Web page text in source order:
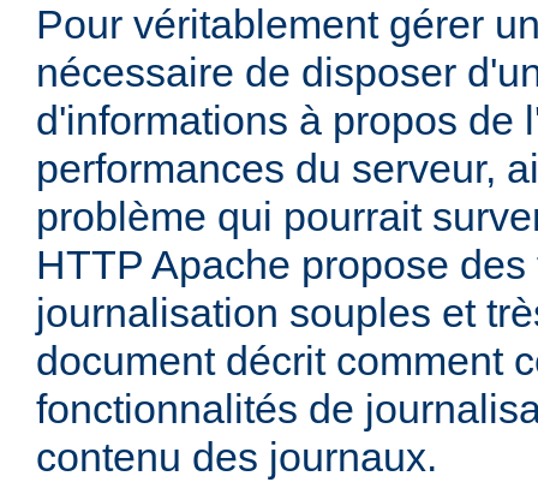
Pour véritablement gérer
nécessaire de disposer
d'informations à propos de
performances du serveur,
problème qui pourrait
HTTP Apache propose
journalisation souples et
document décrit comment
fonctionnalités de
contenu des journaux.